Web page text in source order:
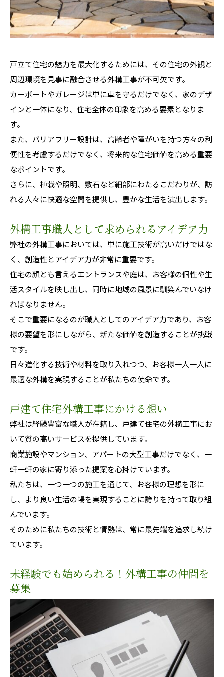
戸立て住宅の魅力を最大化するためには、その住宅の外観と
周辺環境を見事に融合させる外構工事が不可欠です。
カーポートやガレージは単に車を守るだけでなく、家のデザ
インと一体になり、住宅全体の印象を高める要素となりま
す。
また、バリアフリー設計は、高齢者や障がいを持つ方々の利
便性を考慮するだけでなく、将来的な住宅価値を高める重要
なポイントです。
さらに、植栽や照明、敷石など細部にわたるこだわりが、訪
れる人々に快適な空間を提供し、豊かな生活を演出します。
外構工事職人として求められるアイデア力
弊社の外構工事においては、単に施工技術が高いだけではな
く、創造性とアイデア力が非常に重要です。
住宅の顔とも言えるエントランスや庭は、お客様の個性や生
活スタイルを映し出し、同時に地域の風景に馴染んでいなけ
ればなりません。
そこで重要になるのが職人としてのアイデア力であり、お客
様の要望を形にしながら、新たな価値を創造することが挑戦
です。
日々進化する技術や材料を取り入れつつ、お客様一人一人に
最適な外構を実現することが私たちの使命です。
戸建て住宅外構工事にかける想い
弊社は経験豊富な職人が在籍し、戸建て住宅の外構工事にお
いて質の高いサービスを提供しています。
商業施設やマンション、アパートの大型工事だけでなく、一
軒一軒の家に寄り添った提案を心掛けています。
私たちは、一つ一つの施工を通じて、お客様の理想を形に
し、より良い生活の場を実現することに誇りを持って取り組
んでいます。
そのために私たちの技術と情熱は、常に最先端を追求し続け
ています。
未経験でも始められる！外構工事の仲間を
募集